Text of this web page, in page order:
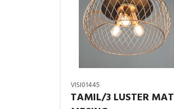
VISI01445
TAMIL/3 LUSTER MAT